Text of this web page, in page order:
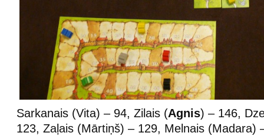
Sarkanais (Vita) – 94, Zilais (Agnis) – 146,
123, Zaļais (Mārtiņš) – 129, Melnais (Madara)